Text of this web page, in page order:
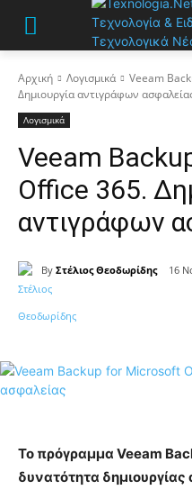
Αρχική Λογισμικά
Veeam
Δημιουργία αντιγράφων
Λογισμικά
Veeam
Office 365.
αντιγράφων
By Στέλιος Θεοδωρίδης 16
Το πρόγραμμα Veeam
δυνατότητα